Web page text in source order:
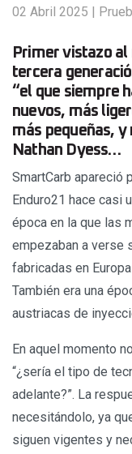
02 Abril 2025 |
Primer vistazo al
tercera
“el que siempre
nuevos, más
más pequeñas,
Nathan Dyess…
SmartCarb apareció
Enduro21 hace casi
época en la que las
empezaban a verse
fabricadas en
También era una
austriacas de
En aquel momento
“¿sería el tipo de
adelante?”. La
necesitándolo, ya
siguen vigentes y